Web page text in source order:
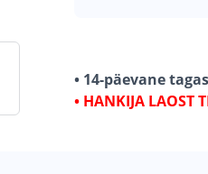
• 14-päevane
• HANKIJA LAOST